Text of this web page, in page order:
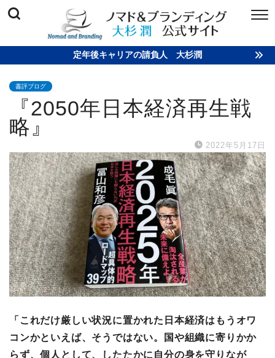
定年後キャリアの請負人 大杉潤
書評ブログ
『2050年日本経済再生戦
略』
2022年5月17日
「これだけ厳しい状況に置かれた日本経済はもうオワ
コンかといえば、そうではない。国や組織に寄りかか
らず、個人として、したたかに自分の身を守りなが